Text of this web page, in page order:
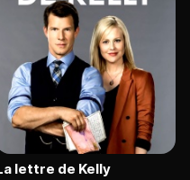
lettre de Kelly